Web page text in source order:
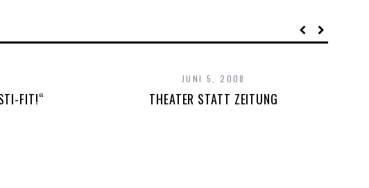
FIT!“
JUNI 5, 2008
THEATER STATT ZEITUNG